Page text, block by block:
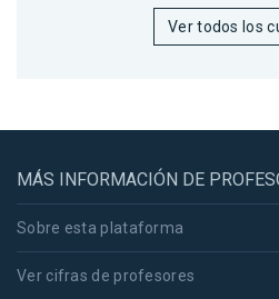
Ver todos los
MÁS INFORMACIÓN DE
Sobre esta plataforma
Ver cifras de profesores